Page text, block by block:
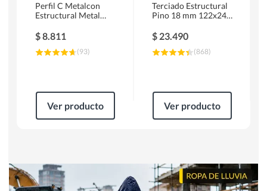
Perfil C Metalcon
Estructural Metal
$8.811
(93)
Ver producto
Terciado Estructural
Pino 18 mm 122x244
$ 23.490
(868)
Ver producto